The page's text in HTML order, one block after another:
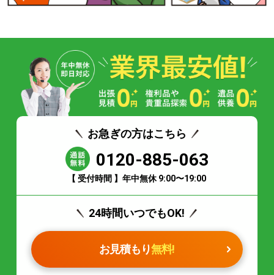
お急ぎの方はこちら
0120-885-063
【 受付時間 】年中無休 9:00〜19:00
24時間いつでもOK!
お見積もり無料!